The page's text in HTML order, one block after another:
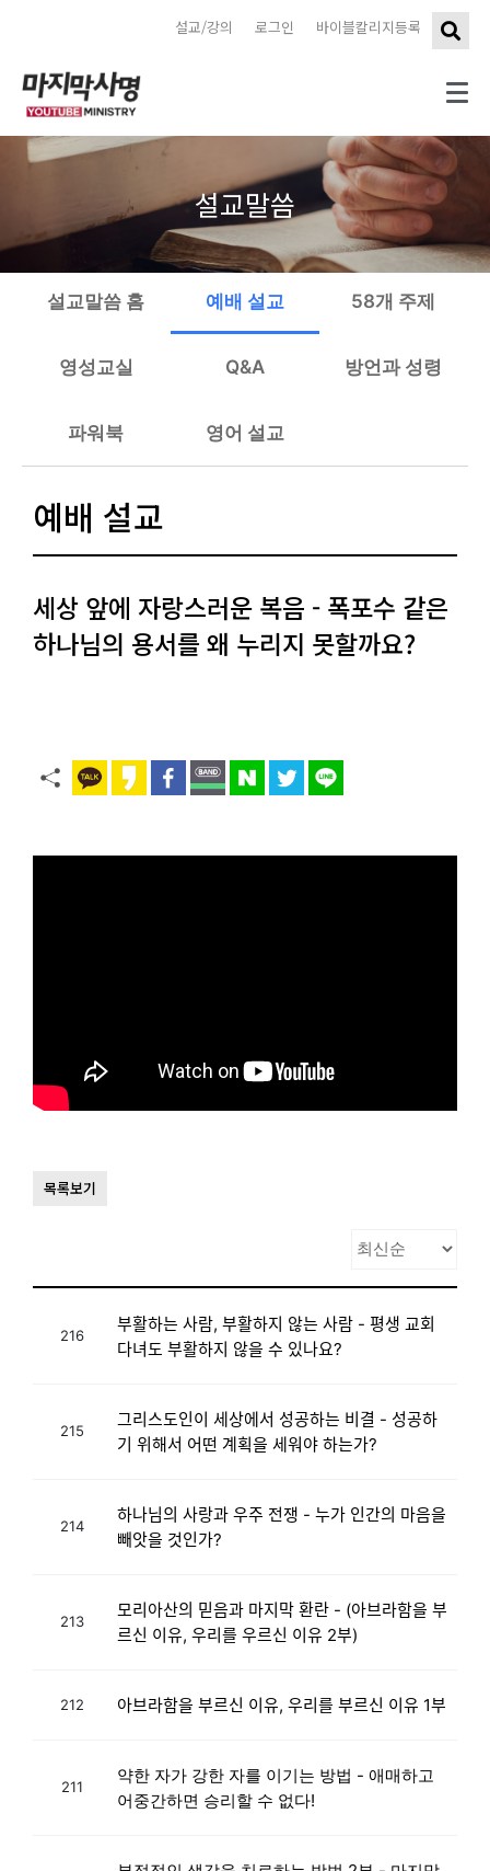
바이블칼리지등록
로그인
설교/강의
설교말씀
설교말씀 홈 예배 설교 58개 주제
영성교실 Q&A 방언과 성령
파워북 영어 설교
예배 설교
세상 앞에 자랑스러운 복음 - 폭포수 같은
하나님의 용서를 왜 누리지 못할까요?
목록보기
216
부활하는 사람, 부활하지 않는 사람 - 평생 교회
다녀도 부활하지 않을 수 있나요?
215
그리스도인이 세상에서 성공하는 비결 - 성공하
기 위해서 어떤 계획을 세워야 하는가?
214
하나님의 사랑과 우주 전쟁 - 누가 인간의 마음을
빼앗을 것인가?
213
모리아산의 믿음과 마지막 환란 - (아브라함을 부
르신 이유, 우리를 우르신 이유 2부)
212 아브라함을 부르신 이유, 우리를 부르신 이유 1부
211
약한 자가 강한 자를 이기는 방법 - 애매하고
어중간하면 승리할 수 없다!